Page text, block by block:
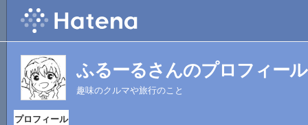
ふるーるさんのプロフィール
趣味のクルマや旅行のこと
プロフィール